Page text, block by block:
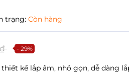
trạng: Còn hàng
- 29%
kế lắp âm, nhỏ gọn, dễ dàng